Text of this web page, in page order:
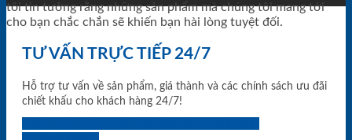
tôi tin tưởng rằng những sản phẩm mà chúng tôi mang tới
cho bạn chắc chắn sẽ khiến bạn hài lòng tuyệt đối.
TƯ VẤN TRỰC TIẾP 24/7
Hỗ trợ tư vấn về sản phẩm, giá thành và các chính sách ưu đãi
chiết khấu cho khách hàng 24/7!